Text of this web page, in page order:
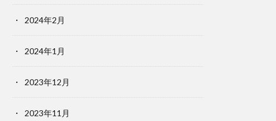
2024年2月
2024年1月
2023年12月
2023年11月